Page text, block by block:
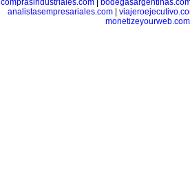
comprasindustriales.com
analistasempresariales.com
monetizeyourweb.com